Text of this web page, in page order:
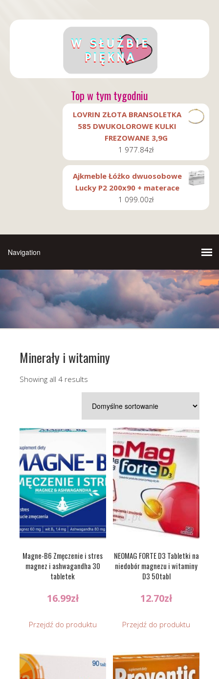
Top w tym tygodniu
LOVRIN ZŁOTA BRANSOLETKA
585 DWUKOLOROWE KULKI
FREZOWANE 3,9G
1 977.84zł
Ajkmeble Łóżko dwuosobowe
Lucky P2 200x90 + materace
1 099.00zł
Minerały i witaminy
Showing all 4 results
Magne-B6 Zmęczenie i stres
magnez i ashwagandha 30
tabletek
16.99zł
Przejdź do produktu
NEOMAG FORTE D3 Tabletki na
niedobór magnezu i witaminy
D3 50tabl
12.70zł
Przejdź do produktu